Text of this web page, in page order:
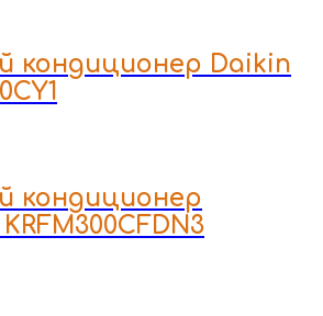
кондиционер Daikin
кондиционер